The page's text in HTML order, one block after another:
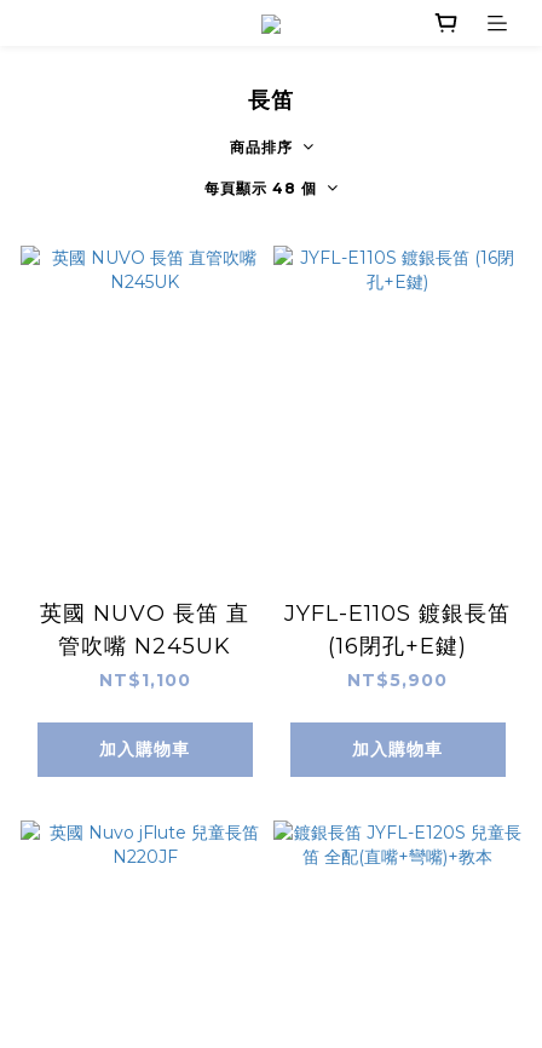
長笛
商品排序
每頁顯示 48 個
英國 NUVO 長笛 直
管吹嘴 N245UK
NT$1,100
加入購物車
JYFL-E110S 鍍銀長笛
(16閉孔+E鍵)
NT$5,900
加入購物車